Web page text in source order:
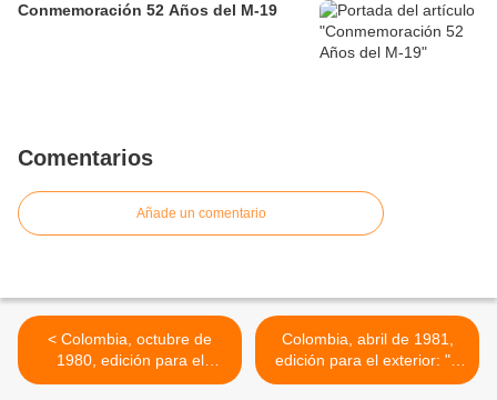
Conmemoración 52 Años del M-19
Comentarios
Añade un comentario
< Colombia, octubre de
1980, edición para el
exterior ¡NO AL ENGAÑO
Colombia, abril de 1981,
edición para el exterior: "A
LUCHAR POR LA